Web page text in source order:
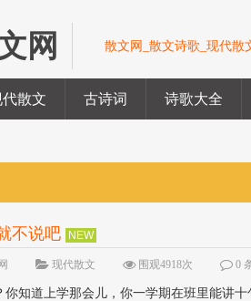
网 散文网_散文诗歌_现代散
代散文 古诗词 诗歌大全
不说吧 NEW
现代散文 围观4918次 0
知道上学那会儿，你一学期在班里能讲十